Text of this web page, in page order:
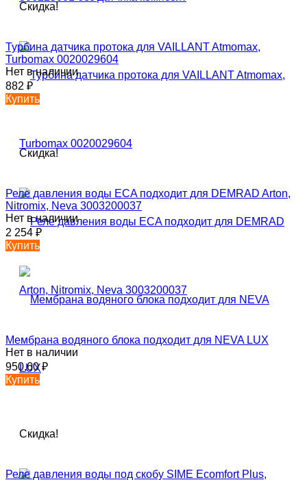
Скидка!
Турбина датчика протока для VAILLANT Atmomax,
Turbomax 0020029604
Нет в наличии
882 ₽
Купить
Скидка!
Реле давления воды ECA подходит для DEMRAD Arton,
Nitromix, Neva 3003200037
Нет в наличии
2 254 ₽
Купить
Мембрана водяного блока подходит для NEVA LUX
Нет в наличии
950,60₽
Купить
Скидка!
Реле давления воды под скобу SIME Ecomfort Plus,